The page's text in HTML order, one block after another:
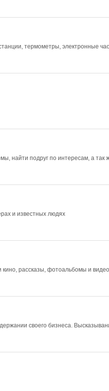
термометры, электронные
найти подруг по интересам, а так
и известных людях
кино, рассказы, фотоальбомы и
своего бизнеса.